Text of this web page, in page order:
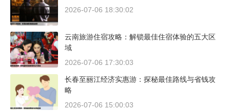
2026-07-06 18:30:02
云南旅游住宿攻略：解锁最佳住宿体验的五大区
域
2026-07-06 17:30:03
长春至丽江经济实惠游：探秘最佳路线与省钱攻
略
2026-07-06 15:00:03